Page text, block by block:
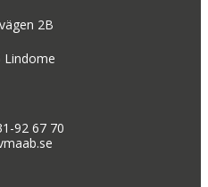
2B
Lindome
92 67 70